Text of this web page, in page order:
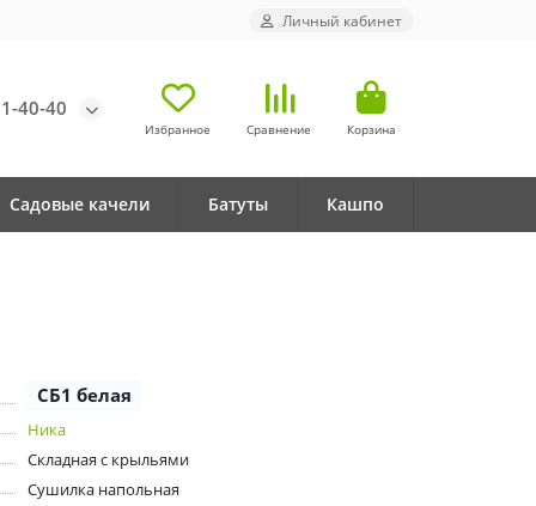
Личный кабинет
40-40
Избранное Сравнение Корзина
Садовые качели Батуты Кашпо
СБ1 белая
Ника
Складная с крыльями
Сушилка напольная